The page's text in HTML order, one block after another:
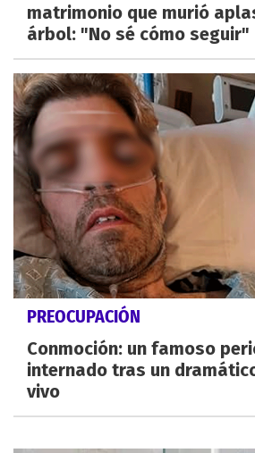
matrimonio que murió
árbol: "No sé cómo seguir"
PREOCUPACIÓN
Conmoción: un famoso
internado tras un
vivo